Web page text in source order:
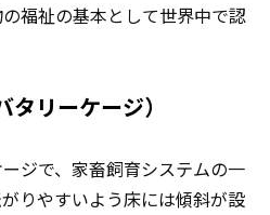
福祉の基本として世界中で認
リーケージ）
ジで、家畜飼育システムの一
りやすいよう床には傾斜が設